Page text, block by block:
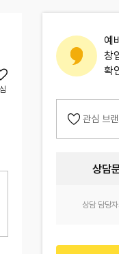
예
창
확
관심 브
상담
상담 담당